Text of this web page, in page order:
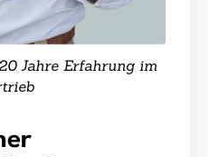
Jahre Erfahrung im